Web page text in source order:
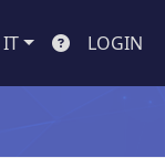
IT LOGIN